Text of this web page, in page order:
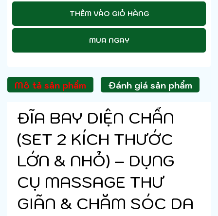
THÊM VÀO GIỎ HÀNG
MUA NGAY
Mô tả sản phẩm Đánh giá sản phẩm
ĐĨA BAY DIỆN CHẨN
(SET 2 KÍCH THƯỚC
LỚN & NHỎ) – DỤNG
CỤ MASSAGE THƯ
GIÃN & CHĂM SÓC DA